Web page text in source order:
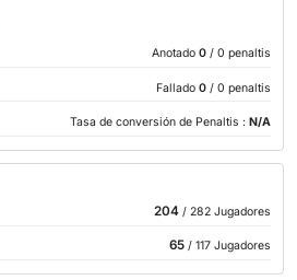
Anotado 0 / 0 penaltis
Fallado 0 / 0 penaltis
Tasa de conversión de Penaltis : N/A
204/ 282 Jugadores
65/ 117 Jugadores